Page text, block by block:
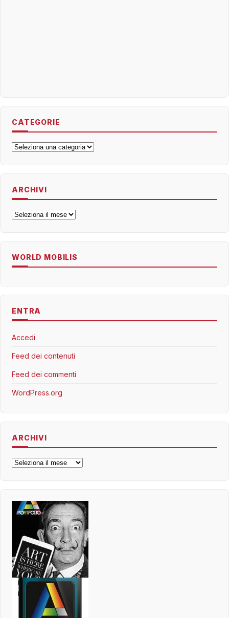
CATEGORIE
Categorie
ARCHIVI
Archivi
WORLD MOBILIS
ENTRA
Accedi
Feed dei contenuti
Feed dei commenti
WordPress.org
ARCHIVI
Archivi